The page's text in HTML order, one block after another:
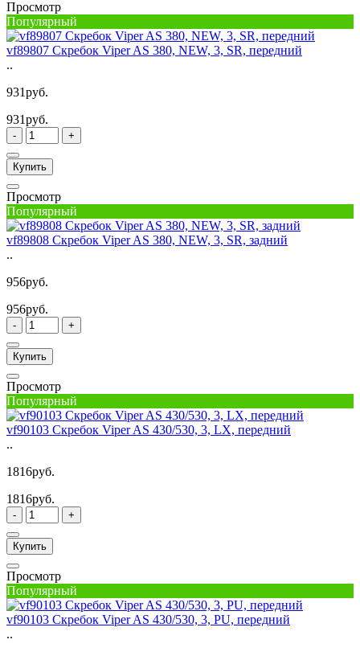
Просмотр
Популярный
vf89807 Скребок Viper AS 380, NEW, 3, SR, передний
..
931руб.
931руб.
- +
Купить
Просмотр
Популярный
vf89808 Скребок Viper AS 380, NEW, 3, SR, задний
..
956руб.
956руб.
- +
Купить
Просмотр
Популярный
vf90103 Скребок Viper AS 430/530, 3, LX, передний
..
1816руб.
1816руб.
- +
Купить
Просмотр
Популярный
vf90103 Скребок Viper AS 430/530, 3, PU, передний
..